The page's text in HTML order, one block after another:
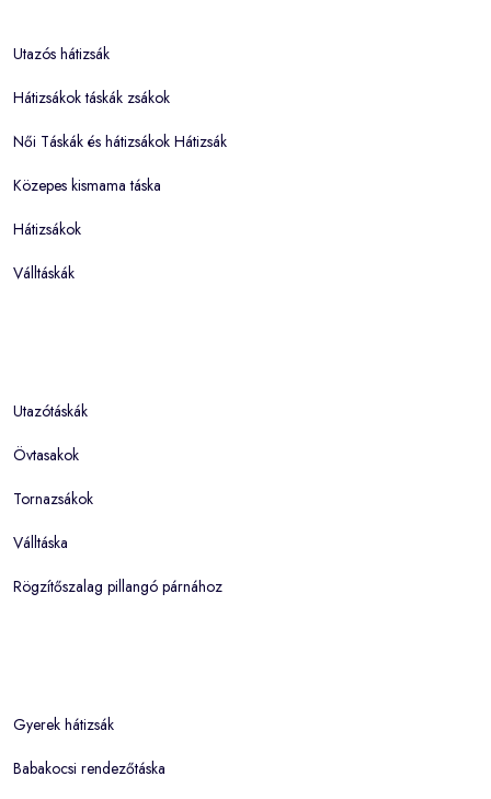
Utazós hátizsák
Hátizsákok táskák zsákok
Női Táskák és hátizsákok Hátizsák
Közepes kismama táska
Hátizsákok
Válltáskák
Utazótáskák
Övtasakok
Tornazsákok
Válltáska
Rögzítőszalag pillangó párnához
Gyerek hátizsák
Babakocsi rendezőtáska